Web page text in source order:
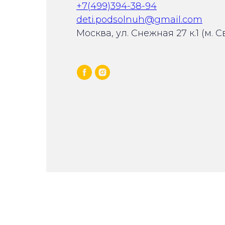
+7(499)394-38-94
deti.podsolnuh@gmail.com
Москва, ул. Снежная 27 к.1 (м.